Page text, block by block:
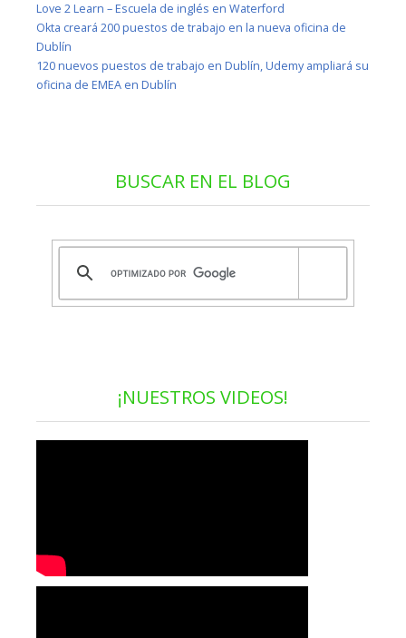
Love 2 Learn – Escuela de inglés en Waterford
Okta creará 200 puestos de trabajo en la nueva oficina de
Dublín
120 nuevos puestos de trabajo en Dublín, Udemy ampliará su
oficina de EMEA en Dublín
BUSCAR EN EL BLOG
¡NUESTROS VIDEOS!